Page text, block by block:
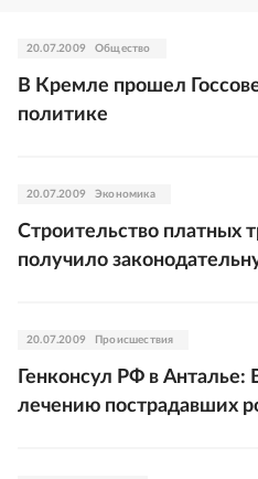
20.07.2009 Общество
В Кремле прошел
политике
20.07.2009 Экономика
Строительство платных
получило
20.07.2009 Происшествия
Генконсул РФ в Анталье:
лечению пострадавших